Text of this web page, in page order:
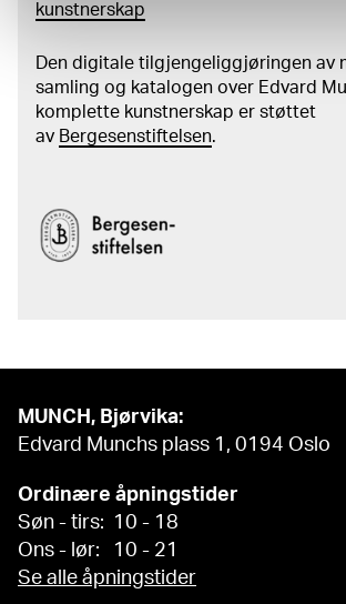
kunstnerskap
Den digitale tilgjengeliggjøringen av
samling og katalogen over Edvard
komplette kunstnerskap er støttet
av Bergesenstiftelsen.
MUNCH, Bjørvika:
Edvard Munchs plass 1, 0194 Oslo
Ordinære åpningstider
Søn - tirs: 10 - 18
Ons - lør: 10 - 21
Se alle åpningstider